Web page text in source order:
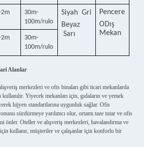
2m
30m-
100m/rulo
Siyah Gri
Beyaz
Sarı
Pencere
ODış
Mekan
2m
30m-
100m/rulo
Alanlar
merkezleri ve ofis binaları gibi ticari mekanlarda
Yiyecek mekanları için, gıdaların ve yemek
hijyen standartlarına uygunluk sağlar. Ofis
sürdürmeye yardımcı olur, ortamı taze tutar ve ofis
önler. Oteller ve alışveriş merkezleri, havalandırma ve
kullanır, müşteriler ve çalışanlar için konforlu bir